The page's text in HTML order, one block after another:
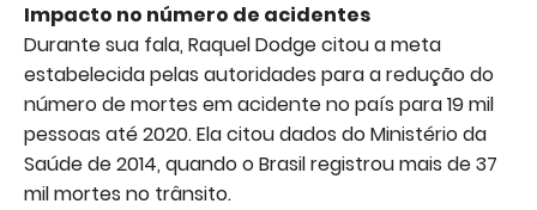
Impacto no número de acidentes
Durante sua fala, Raquel Dodge citou a meta
estabelecida pelas autoridades para a redução do
número de mortes em acidente no país para 19 mil
pessoas até 2020. Ela citou dados do Ministério da
Saúde de 2014, quando o Brasil registrou mais de 37
mil mortes no trânsito.